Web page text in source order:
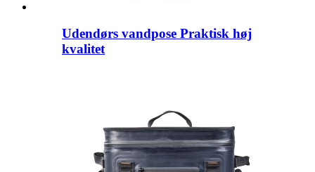
Udendørs vandpose Praktisk høj
kvalitet